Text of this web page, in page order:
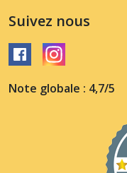
Suivez nous
Note globale : 4,7/5